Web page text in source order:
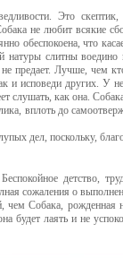
Это
не любит всякие
обеспокоена, что
натуры слитны
предает. Лучше, чем
и исповеди других. У
как она.
вплоть до
дел, поскольку,
детство,
сожаления о
чем Собака,
будет лаять и не